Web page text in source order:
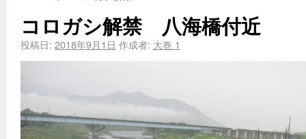
コロガシ解禁 八海橋付近
投稿日: 2018年9月1日 作成者: 大巻 1